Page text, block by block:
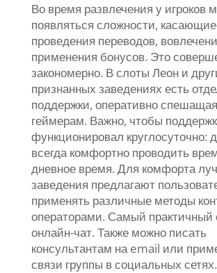
Во время развлечения у игроков
появляться сложности,
проведения переводов,
применения бонусов. Это
закономерно. В слоты Леон и
признанных заведениях есть
поддержки, оперативно
геймерам. Важно, чтобы
функционировал круглосуточно:
всегда комфортно проводить
дневное время. Для комфорта
заведения предлагают
применять различные методы
операторами. Самый практичный
онлайн-чат. Также можно писать
консультантам на email или
связи группы в социальных сетях.